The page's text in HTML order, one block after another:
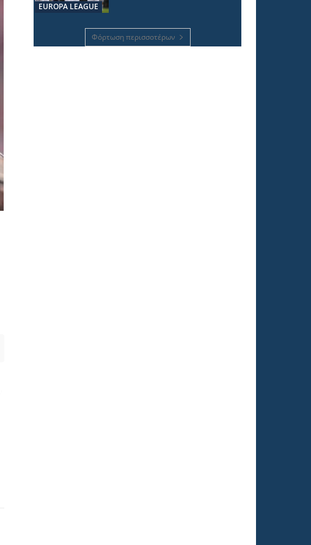
EUROPA LEAGUE
Φόρτωση περισσοτέρων